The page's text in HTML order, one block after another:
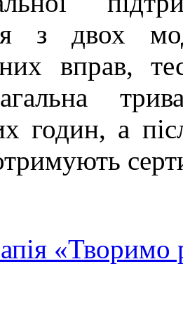
з двох
вправ,
годин, а
«Творимо